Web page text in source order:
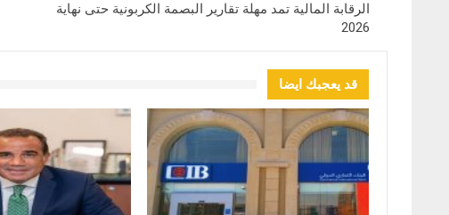
الرقابة المالية تمد مهلة تقارير البصمة الكربونية حتى نهاية
2026
قد يعجبك ايضا